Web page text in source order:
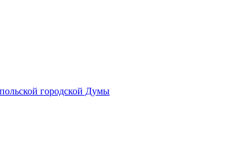
городской Думы